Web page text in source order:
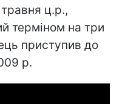
ц.р.,
терміном на три
приступив до
р.